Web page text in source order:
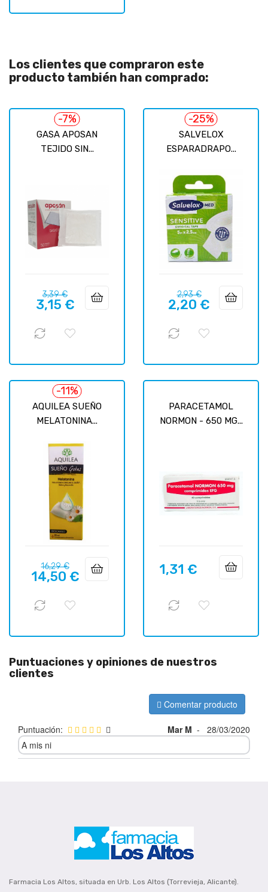
Los clientes que compraron este
producto también han comprado:
GASA APOSAN
TEJIDO SIN...
-7%
Precio
regular
3,39 €Precio
3,15 €
SALVELOX
ESPARADRAPO...
-25%
Precio
regular
2,93 €Precio
2,20 €
AQUILEA SUEÑO
MELATONINA...
-11%
Precio
regular
16,29 €Precio
14,50 €
PARACETAMOL
NORMON - 650 MG...
Precio
1,31 €
Puntuaciones y opiniones de nuestros
clientes
Comentar producto
Puntuación: Mar M -
28/03/2020
A mis ni
Farmacia Los Altos, situada en Urb. Los Altos (Torrevieja, Alicante).